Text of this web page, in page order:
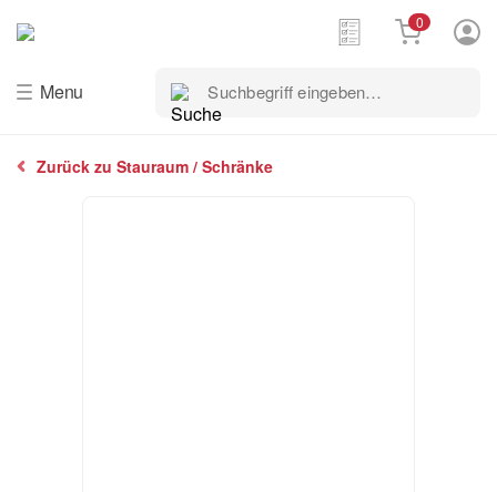
Menu
Suchbegriff
eingeben…
0
Zurück zu Stauraum / Schränke